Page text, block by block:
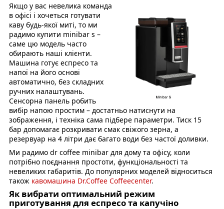
Якщо у вас невелика команда
в офісі і хочеться готувати
каву будь-якої миті, то ми
радимо купити minibar s –
саме цю модель часто
обирають наші клієнти.
Машина готує еспресо та
напої на його основі
автоматично, без складних
ручних налаштувань.
Сенсорна панель робить
вибір напою простим – достатньо натиснути на
зображення, і техніка сама підбере параметри. Тиск 15
бар допомагає розкривати смак свіжого зерна, а
резервуар на 4 літри дає багато води без частої доливки.
Ми радимо dr coffee minibar для дому та офісу, коли
потрібно поєднання простоти, функціональності та
невеликих габаритів. До популярних моделей відноситься
також кавомашина Dr.Coffee Coffeecenter.
Як вибрати оптимальний режим
приготування для еспресо та капучіно